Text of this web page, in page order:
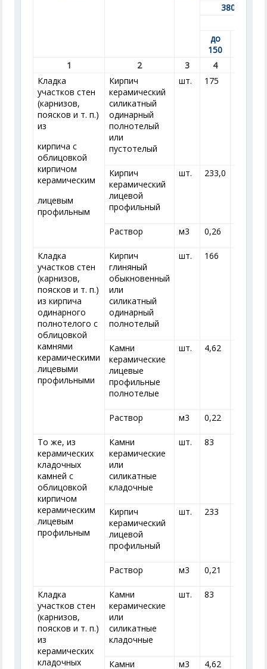
380
до
150
1
2 3 4
Кладка
участков стен
(карнизов,
поясков и т. п.)
из
кирпича с
облицовкой
кирпичом
керамическим
лицевым
профильным
Кирпич
керамический
силикатный
одинарный
полнотелый
или
пустотелый
шт. 175
Кирпич
керамический
лицевой
профильный
шт. 233,0
Раствор м3 0,26
Кладка
участков стен
(карнизов,
поясков и т. п.)
из кирпича
одинарного
полнотелого с
облицовкой
камнями
керамическими
лицевыми
профильными
Кирпич
глиняный
обыкновенный
или
силикатный
одинарный
полнотелый
шт. 166
Камни
керамические
лицевые
профильные
полнотелые
шт. 4,62
Раствор м3 0,22
То же, из
керамических
кладочных
камней с
облицовкой
кирпичом
керамическим
лицевым
профильным
Камни
керамические
или
силикатные
кладочные
шт. 83
Кирпич
керамический
лицевой
профильный
шт. 233
Раствор м3 0,21
Кладка
участков стен
(карнизов,
поясков и т. п.)
из
керамических
кладочных
Камни
керамические
или
силикатные
кладочные
шт. 83
Камни м3 4,62